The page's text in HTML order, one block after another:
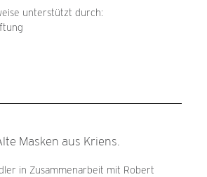
unterstützt durch:
Masken aus Kriens.
in Zusammenarbeit mit Robert